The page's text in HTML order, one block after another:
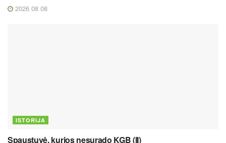
2026 08 08
ISTORIJA
Spaustuvė, kurios nesurado KGB (II)